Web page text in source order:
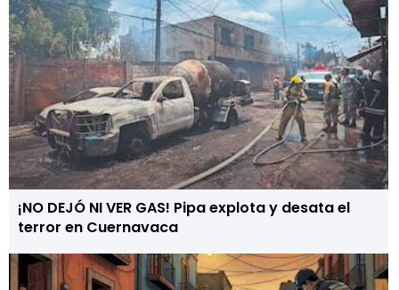
¡NO DEJÓ NI VER GAS! Pipa explota y desata el
terror en Cuernavaca